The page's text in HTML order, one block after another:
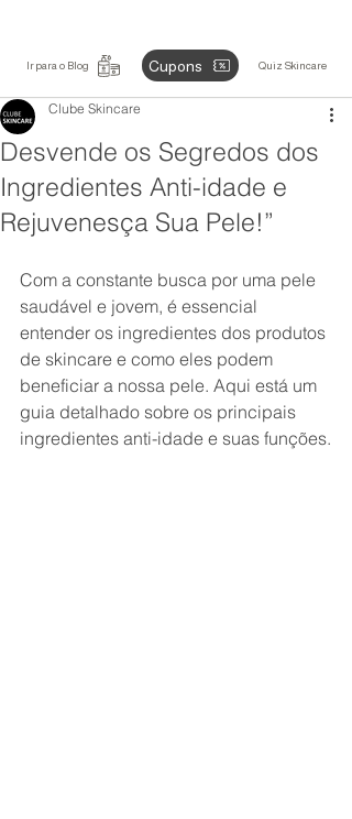
Ir para o Blog Cupons Quiz Skincare
Desvende os Segredos dos
Ingredientes Anti-idade e
Rejuvenesça Sua Pele!”
Clube Skincare
Com a constante busca por uma pele
saudável e jovem, é essencial
entender os ingredientes dos produtos
de skincare e como eles podem
beneficiar a nossa pele. Aqui está um
guia detalhado sobre os principais
ingredientes anti-idade e suas funções.